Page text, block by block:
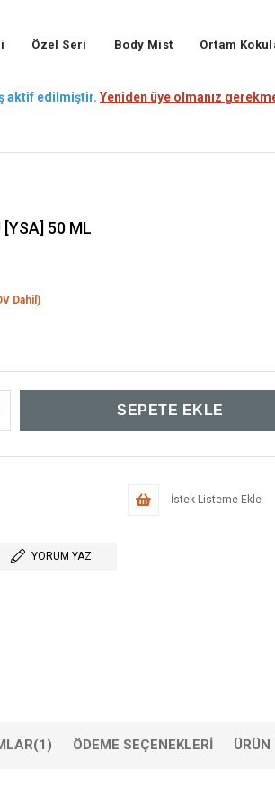
Özel Seri Body Mist Ortam
aktif edilmiştir. Yeniden üye olmanız
[YSA] 50 ML
Dahil)
İstek Listeme Ekle
YORUM YAZ
(1) ÖDEME SEÇENEKLERI ÜRÜN